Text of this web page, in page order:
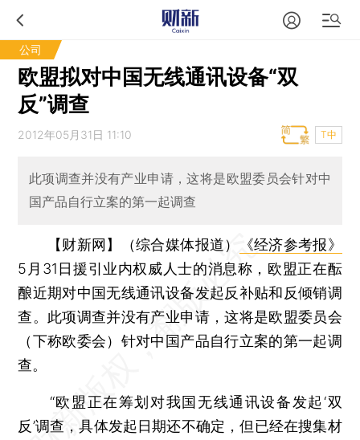
公司
欧盟拟对中国无线通讯设备“双
反”调查
2012年05月31日 11:10 T中
此项调查并没有产业申请，这将是欧盟委员会针对中
国产品自行立案的第一起调查
【财新网】（综合媒体报道）
《经济参考报》
5月31日援引业内权威人士的消息称，欧盟正在酝
酿近期对中国无线通讯设备发起反补贴和反倾销调
查。此项调查并没有产业申请，这将是欧盟委员会
（下称欧委会）针对中国产品自行立案的第一起调
查。
“欧盟正在筹划对我国无线通讯设备发起‘双
反’调查，具体发起日期还不确定，但已经在搜集材